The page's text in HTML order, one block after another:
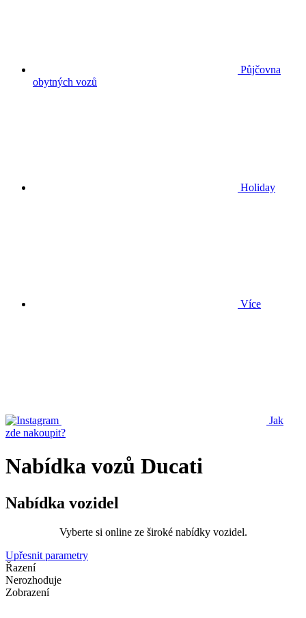
Půjčovna
obytných vozů
Holiday
Více
Jak
zde nakoupit?
Nabídka vozů Ducati
Nabídka vozidel
Vyberte si online ze široké nabídky vozidel.
Upřesnit parametry
Řazení
Nerozhoduje
Zobrazení